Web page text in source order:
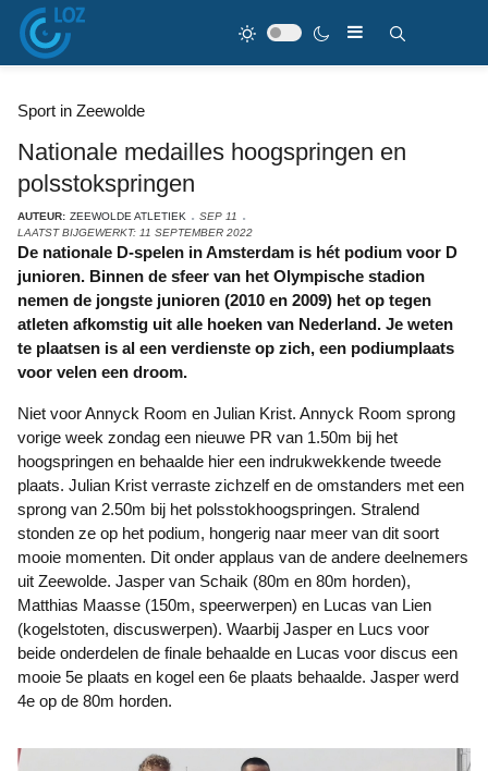
Sport in Zeewolde
Nationale medailles hoogspringen en
polsstokspringen
AUTEUR: ZEEWOLDE ATLETIEK
SEP 11
LAATST BIJGEWERKT: 11 SEPTEMBER 2022
De nationale D-spelen in Amsterdam is hét podium voor D
junioren. Binnen de sfeer van het Olympische stadion
nemen de jongste junioren (2010 en 2009) het op tegen
atleten afkomstig uit alle hoeken van Nederland. Je weten
te plaatsen is al een verdienste op zich, een podiumplaats
voor velen een droom.
Niet voor Annyck Room en Julian Krist. Annyck Room sprong
vorige week zondag een nieuwe PR van 1.50m bij het
hoogspringen en behaalde hier een indrukwekkende tweede
plaats. Julian Krist verraste zichzelf en de omstanders met een
sprong van 2.50m bij het polsstokhoogspringen. Stralend
stonden ze op het podium, hongerig naar meer van dit soort
mooie momenten. Dit onder applaus van de andere deelnemers
uit Zeewolde. Jasper van Schaik (80m en 80m horden),
Matthias Maasse (150m, speerwerpen) en Lucas van Lien
(kogelstoten, discuswerpen). Waarbij Jasper en Lucs voor
beide onderdelen de finale behaalde en Lucas voor discus een
mooie 5e plaats en kogel een 6e plaats behaalde. Jasper werd
4e op de 80m horden.